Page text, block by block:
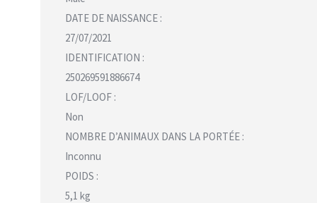
DATE DE NAISSANCE :
27/07/2021
IDENTIFICATION :
250269591886674
LOF/LOOF :
Non
NOMBRE D’ANIMAUX DANS LA PORTÉE :
Inconnu
POIDS :
5,1 kg